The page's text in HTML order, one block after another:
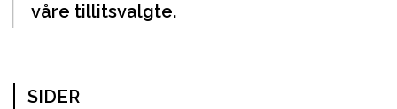
våre tillitsvalgte.
SIDER